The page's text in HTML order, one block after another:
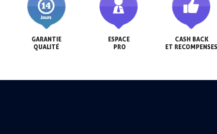
GARANTIE
QUALITÉ
ESPACE
PRO
CASH BACK
ET